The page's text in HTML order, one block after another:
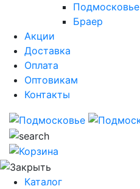
Подмосковье
Браер
Акции
Доставка
Оплата
Оптовикам
Контакты
Каталог